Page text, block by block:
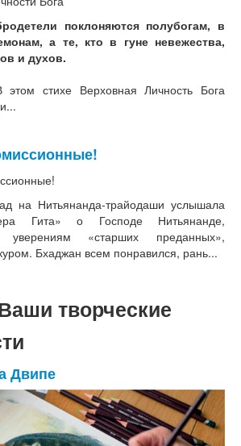
поклоняются полубогам, в
а те, кто в гуне невежества,
и духов.
стихе Верховная Личность Бога
на Нитьянанда-трайодаши услышала
Гита» о Господе Нитьянанде,
«старших преданных»,
Бхаджан всем понравился, рань...
творческие
Двипе